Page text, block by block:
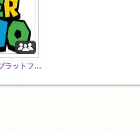
Platformer Studio!（プラットフォーマースタジオ！）